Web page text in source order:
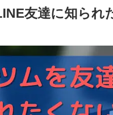
友達に知られ